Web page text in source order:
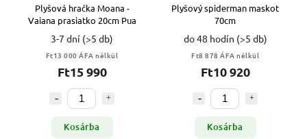
Plyšová hračka Moana -
Vaiana prasiatko 20cm Pua
3-7 dní (>5 db)
Ft13 000 ÁFA nélkül
Ft15 990
Kosárba
Plyšový spiderman maskot
70cm
do 48 hodín (>5 db)
Ft8 878 ÁFA nélkül
Ft10 920
Kosárba